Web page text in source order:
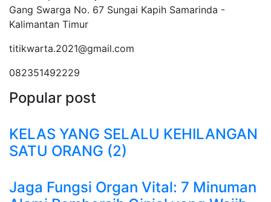
Gang Swarga No. 67 Sungai Kapih Samarinda -
Kalimantan Timur
titikwarta.2021@gmail.com
082351492229
Popular post
KELAS YANG SELALU KEHILANGAN
SATU ORANG (2)
Jaga Fungsi Organ Vital: 7 Minuman